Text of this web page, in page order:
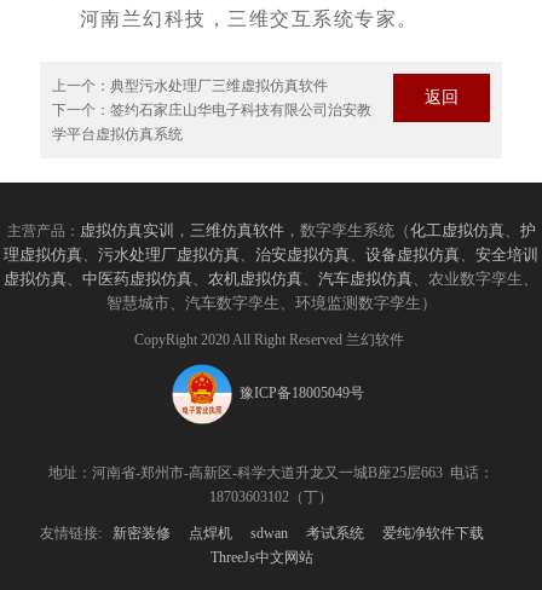
河南兰幻科技，三维交互系统专家。
上一个： 典型污水处理厂三维虚拟仿真软件
下一个： 签约石家庄山华电子科技有限公司治安教
学平台虚拟仿真系统
返回
主营产品： 虚拟仿真实训 ， 三维仿真软件，数字孪生系统（化工虚拟仿真、 护
理虚拟仿真、 污水处理厂虚拟仿真、 治安虚拟仿真、 设备虚拟仿真、 安全培训
虚拟仿真、 中医药虚拟仿真、 农机虚拟仿真、 汽车虚拟仿真、农业数字孪生、
智慧城市、汽车数字孪生、环境监测数字孪生）
CopyRight 2020 All Right Reserved 兰幻软件
豫ICP备18005049号
地址：河南省-郑州市-高新区-科学大道升龙又一城B座25层663 电话：
18703603102（丁）
友情链接: 新密装修 点焊机 sdwan 考试系统
爱纯净软件下载
ThreeJs中文网站